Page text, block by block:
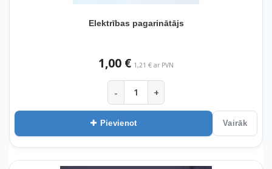
Elektrības pagarinātājs
1,00 € 1,21 € ar PVN
- +
Pievienot Vairāk